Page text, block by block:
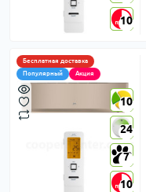
10
10
Бесплатная доставка
Популярный
Акция
10
24
7
10
10
24
7
10